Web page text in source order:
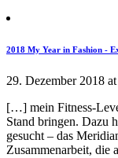
2018 My Year in Fashion -
29. Dezember 2018
[…] mein Fitness-
Stand bringen. Dazu
gesucht – das
Zusammenarbeit,